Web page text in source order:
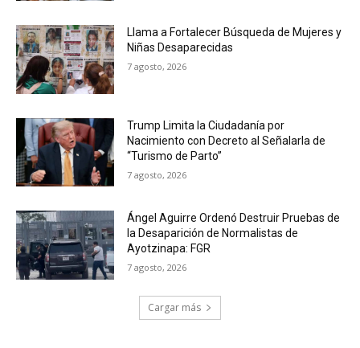
Llama a Fortalecer Búsqueda de Mujeres y
Niñas Desaparecidas
7 agosto, 2026
Trump Limita la Ciudadanía por
Nacimiento con Decreto al Señalarla de
“Turismo de Parto”
7 agosto, 2026
Ángel Aguirre Ordenó Destruir Pruebas de
la Desaparición de Normalistas de
Ayotzinapa: FGR
7 agosto, 2026
Cargar más